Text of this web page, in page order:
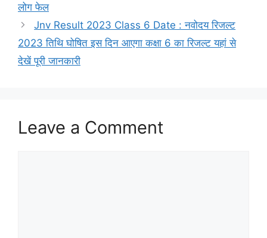
लोग फेल
Jnv Result 2023 Class 6 Date : नवोदय रिजल्ट
2023 तिथि घोषित इस दिन आएगा कक्षा 6 का रिजल्ट यहां से
देखें पूरी जानकारी
Leave a Comment